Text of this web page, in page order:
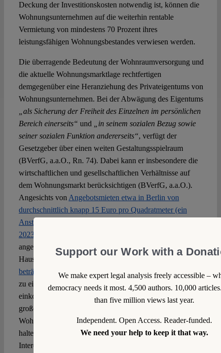
Deckung der Investitionskosten notwendig ist, können die
Wohnungsunternehmen auf die weiterhin rentable
Vermietung von mindestens 70 Prozent ihres
leistungsfähigen Wohnungsbestandes verwiesen werden.
Die überragende Bedeutung der Wohnraumversorgung und
die aktuelle Wohnungsmarktlage rechtfertigen
demgegenüber eine Heranziehung des Privateigentums von
Wohnungsunternehmen. Bei der Abwägung des Eigentums
„als Sicherung der Freiheit des Einzelnen im persönlichen
Bereich einerseits“ und
„in seinem sozialen Bezug sowie
seiner sozialen Funktion andererseits“, verfügt der
Gesetzgeber über einen weiten Gestaltungsspielraum
(BVerfG, a.a.O., Rn. 74). Dabei kann er insbesondere die
wirtschaftlichen und gesellschaftlichen Verhältnisse auf
dem Wohnungsmarkt berücksichtigen (BVerfG, a.a.O.).
Angesichts von Angebotsmieten etwa in Berlin von
durchschnittlich knapp 15 Euro pro Quadratmeter (ein
Anstieg um rund 15,6 Prozent im Vergleich zum Vorjahr
2023)
angebotenen Wohnung für einkommensschwache
Haushalte faktisch unmöglich. Die gleichzeitig
beträchtliche Marktmacht der Wohnungsunternehmen
führt
zu einer strukturellen und existenziellen Benachteiligung
einkommensschwacher Haushalte. Ist damit für einen
großen Teil der Gesellschaft Wohnraum auf dem freien
Wohnungsmarkt schlicht nicht mehr zugänglich oder zu
halten, hat der Gesetzgeber ein überragend wichtiges
Interesse daran, für die Versorgung einkommensschwacher
Support our Work with a
We make expert legal analysis freely accessible –
democracy needs it most. 4,500 authors. 10,000
than five million views last year.
Independent. Open Access. Reader-funded.
We need your help to keep it that way.